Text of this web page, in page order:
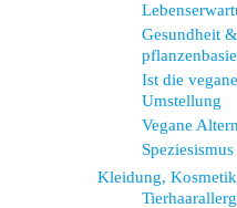
Gesundheit
Ist die
Umstellung
Vegane
Speziesismus
Kleidung,